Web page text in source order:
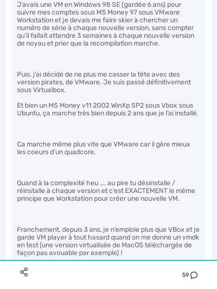
59
J’avais une VM en Windows 98 SE (gardée 6 ans) pour
suivre mes comptes sous MS Money 97 sous VMware
Workstation et je devais me faire skier à chercher un
numéro de série à chaque nouvelle version, sans compter
qu’il fallait attendre 3 semaines à chaque nouvelle version
de noyau et prier que la recompilation marche.
Puis, j’ai décidé de ne plus me casser la tête avec des
version pirates, de VMware. Je suis passé définitivement
sous Virtualbox.
Et bien un MS Money v11 2002 WinXp SP2 sous Vbox sous
Ubuntu, ça marche très bien depuis 2 ans que je l’ai installé.
Ca marche même plus vite que VMware car il gère mieux
les coeurs d’un quadcore.
Quand à la complexité heu …. au pire tu désinstalle /
réinstalle à chaque version et c’est EXACTEMENT le même
principe que Workstation pour créer une nouvelle VM.
Franchement, depuis 3 ans, je n’emploie plus que VBox et je
garde VM player à tout hasard quand on me donne un vmdk
en test (une version virtualisée de MacOS téléchargée de
façon pas avouable par exemple) !